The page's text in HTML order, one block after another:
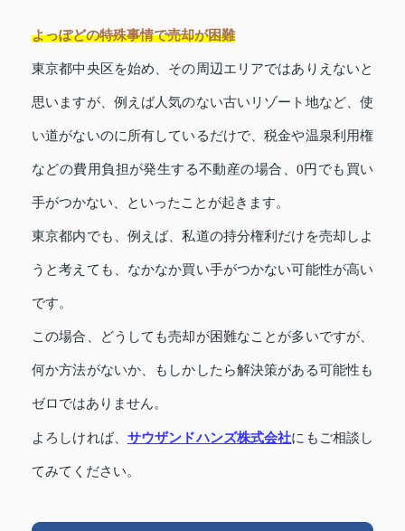
よっぽどの特殊事情で売却が困難
東京都中央区を始め、その周辺エリアではありえないと
思いますが、例えば人気のない古いリゾート地など、使
い道がないのに所有しているだけで、税金や温泉利用権
などの費用負担が発生する不動産の場合、0円でも買い
手がつかない、といったことが起きます。
東京都内でも、例えば、私道の持分権利だけを売却しよ
うと考えても、なかなか買い手がつかない可能性が高い
です。
この場合、どうしても売却が困難なことが多いですが、
何か方法がないか、もしかしたら解決策がある可能性も
ゼロではありません。
よろしければ、 サウザンドハンズ株式会社にもご相談し
てみてください。